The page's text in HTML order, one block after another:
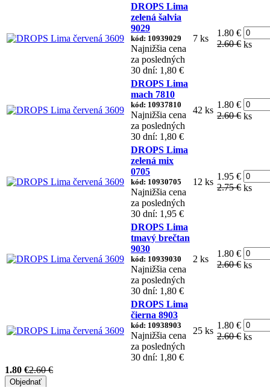
DROPS Lima
zelená šalvia
9029
kód: 10939029
Najnižšia cena
za posledných
30 dní: 1,80 €
7 ks
1.80 €
2.60 € ks
DROPS Lima
mach 7810
kód: 10937810
Najnižšia cena
za posledných
30 dní: 1,80 €
42 ks
1.80 €
2.60 € ks
DROPS Lima
zelená mix
0705
kód: 10930705
Najnižšia cena
za posledných
30 dní: 1,95 €
12 ks
1.95 €
2.75 € ks
DROPS Lima
tmavý brečtan
9030
kód: 10939030
Najnižšia cena
za posledných
30 dní: 1,80 €
2 ks
1.80 €
2.60 € ks
DROPS Lima
čierna 8903
kód: 10938903
Najnižšia cena
za posledných
30 dní: 1,80 €
25 ks
1.80 €
2.60 € ks
1.80 €2.60 €
Objednať